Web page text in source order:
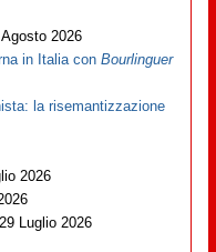
2026
in Italia conBourlinguer
la risemantizzazione
2026
29 Luglio 2026